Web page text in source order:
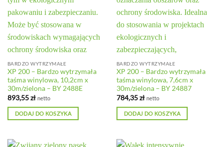
BARDZO WYTRZYMAŁE
XP 200 – Bardzo wytrzymała
taśma winylowa, 10,2cm x
30m/zielona – BY 2488E
893,55zł netto
DODAJ DO KOSZYKA
BARDZO WYTRZYMAŁE
XP 200 – Bardzo wytrzymała
taśma winylowa, 7,6cm x
30m/zielona – BY 24887
784,35zł netto
DODAJ DO KOSZYKA